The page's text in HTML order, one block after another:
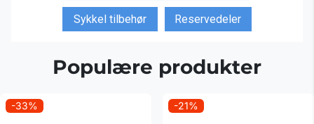
Sykkel tilbehør Reservedeler
Populære produkter
-33% -21%